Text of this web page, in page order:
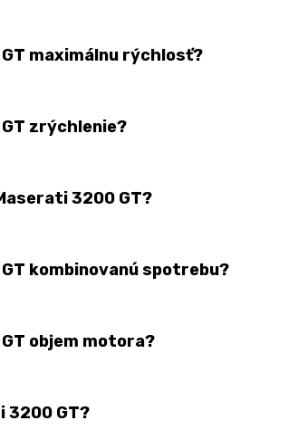
maximálnu rýchlosť?
zrýchlenie?
3200 GT?
kombinovanú spotrebu?
objem motora?
3200 GT?